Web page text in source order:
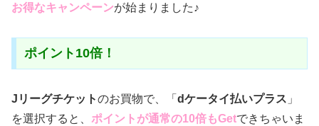
お得なキャンペーンが始まりました♪
ポイント10倍！
Jリーグチケットのお買物で、「 dケータイ払いプラス 」
を選択すると、 ポイントが通常の10倍もGetできちゃいま